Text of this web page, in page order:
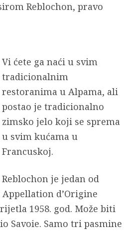
Reblochon, pravo
Vi ćete ga naći u svim
tradicionalnim
restoranima u Alpama, ali
postao je tradicionalno
zimsko jelo koji se sprema
u svim kućama u
Francuskoj.
Reblochon je jedan od
d’Origine
1958. god. Može biti
Savoie. Samo tri pasmine